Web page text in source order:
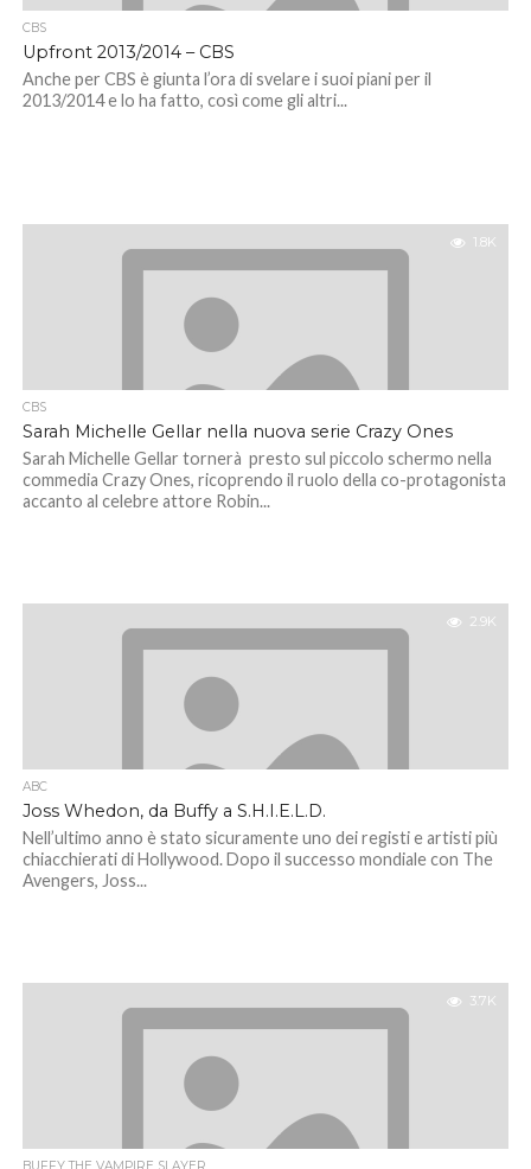
CBS
Upfront 2013/2014 – CBS
Anche per CBS è giunta l’ora di svelare i suoi piani per il
2013/2014 e lo ha fatto, così come gli altri...
1.8K
CBS
Sarah Michelle Gellar nella nuova serie Crazy Ones
Sarah Michelle Gellar tornerà presto sul piccolo schermo nella
commedia Crazy Ones, ricoprendo il ruolo della co-protagonista
accanto al celebre attore Robin...
2.9K
ABC
Joss Whedon, da Buffy a S.H.I.E.L.D.
Nell’ultimo anno è stato sicuramente uno dei registi e artisti più
chiacchierati di Hollywood. Dopo il successo mondiale con The
Avengers, Joss...
3.7K